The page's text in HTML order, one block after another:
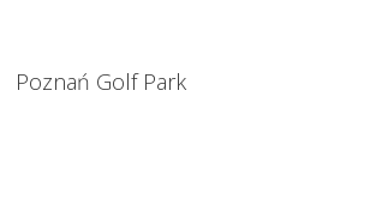
Poznań Golf Park